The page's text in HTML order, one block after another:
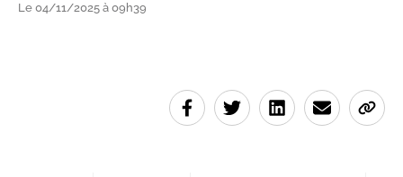
Le 04/11/2025 à 09h39